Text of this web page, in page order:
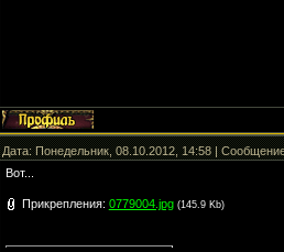
Дата: Понедельник, 08.10.2012, 14:58 |
Вот...
Прикрепления: 0779004.jpg (145.9 Kb)